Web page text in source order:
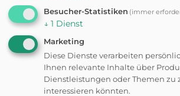
Die Hundewiese Ranstadt
viel Platz zum Toben und
für Hunde jeden Alters.
Besucher-Statistiken (immer
↓ 1 Dienst
Marketing
Diese Dienste verarbeiten
Ihnen relevante Inhalte über
Dienstleistungen oder Themen zu
interessieren könnten.